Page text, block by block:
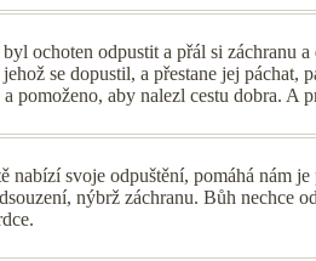
ochoten odpustit a přál si záchranu
se dopustil, a přestane jej páchat,
pomoženo, aby nalezl cestu dobra. A
nabízí svoje odpuštění, pomáhá nám
nýbrž záchranu. Bůh nechce